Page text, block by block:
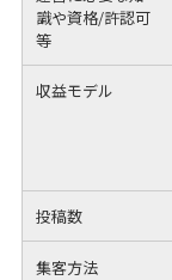
識や資格/許認可
等
収益モデル
投稿数
集客方法